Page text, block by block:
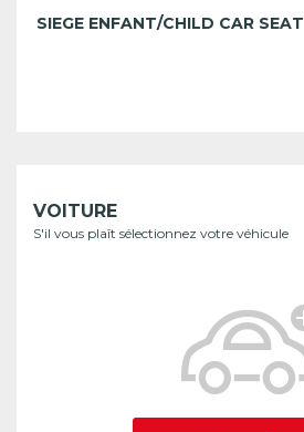
SIEGE ENFANT/CHILD CAR SEAT
VOITURE
S'il vous plaît sélectionnez votre véhicule